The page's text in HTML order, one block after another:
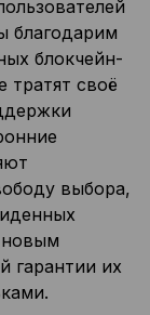
благодарим
блокчейн-
тратят своё
выбора,
новым
гарантии их